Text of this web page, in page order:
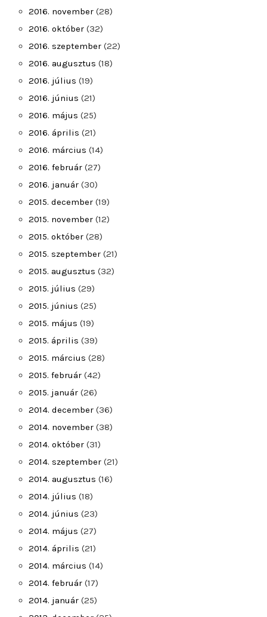
2016. november (28)
2016. október (32)
2016. szeptember (22)
2016. augusztus (18)
2016. július (19)
2016. június (21)
2016. május (25)
2016. április (21)
2016. március (14)
2016. február (27)
2016. január (30)
2015. december (19)
2015. november (12)
2015. október (28)
2015. szeptember (21)
2015. augusztus (32)
2015. július (29)
2015. június (25)
2015. május (19)
2015. április (39)
2015. március (28)
2015. február (42)
2015. január (26)
2014. december (36)
2014. november (38)
2014. október (31)
2014. szeptember (21)
2014. augusztus (16)
2014. július (18)
2014. június (23)
2014. május (27)
2014. április (21)
2014. március (14)
2014. február (17)
2014. január (25)